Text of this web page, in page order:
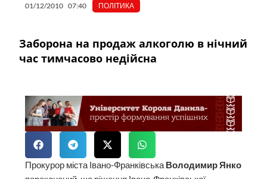
01/12/2010 07:40 ПОЛІТИКА
Заборона на продаж алкоголю в нічний
час тимчасово недійсна
Прокурор міста Івано-Франківська Володимир Янко